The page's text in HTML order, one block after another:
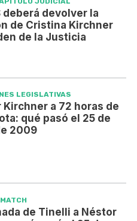
deberá devolver la
de Cristina Kirchner
de la Justicia
LEGISLATIVAS
Kirchner a 72 horas de
qué pasó el 25 de
2009
de Tinelli a Néstor